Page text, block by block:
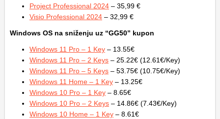
Project Professional 2024 – 35,99 €
Visio Professional 2024 – 32,99 €
Windows OS na sniženju uz “GG50” kupon
Windows 11 Pro – 1 Key – 13.55€
Windows 11 Pro – 2 Keys – 25.22€ (12.61€/Key)
Windows 11 Pro – 5 Keys – 53.75€ (10.75€/Key)
Windows 11 Home – 1 Key – 13.25€
Windows 10 Pro – 1 Key – 8.65€
Windows 10 Pro – 2 Keys – 14.86€ (7.43€/Key)
Windows 10 Home – 1 Key – 8.61€